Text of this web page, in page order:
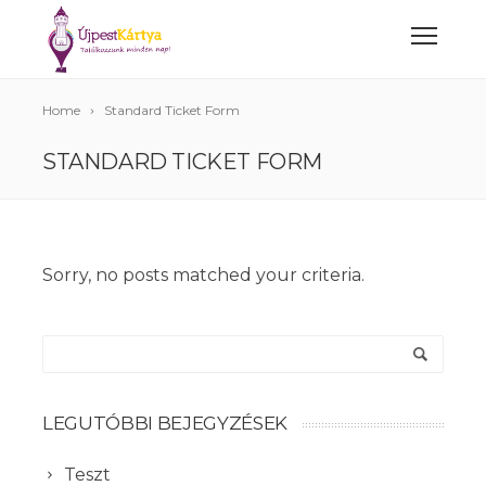
Home Standard Ticket Form
STANDARD TICKET FORM
Sorry, no posts matched your criteria.
LEGUTÓBBI BEJEGYZÉSEK
Teszt